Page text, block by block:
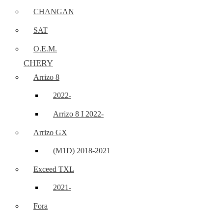
CHANGAN
SAT
O.E.M.
CHERY
Arrizo 8
2022-
Arrizo 8 I 2022-
Arrizo GX
(M1D) 2018-2021
Exceed TXL
2021-
Fora